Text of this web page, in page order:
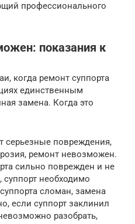
профессионального
показания к
когда ремонт суппорта
единственным
замена. Когда это
серьезные повреждения,
ремонт невозможен.
сильно поврежден и не
необходимо
сломан, замена
если суппорт заклинил
разобрать,